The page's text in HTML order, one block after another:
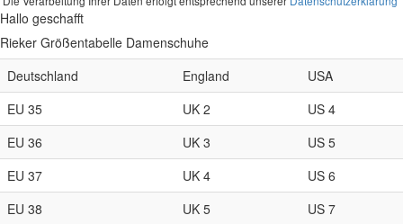
Hallo geschafft
Rieker Größentabelle Damenschuhe
Deutschland
England
USA
EU 35
UK 2
US 4
EU 36
UK 3
US 5
EU 37
UK 4
US 6
EU 38
UK 5 US 7